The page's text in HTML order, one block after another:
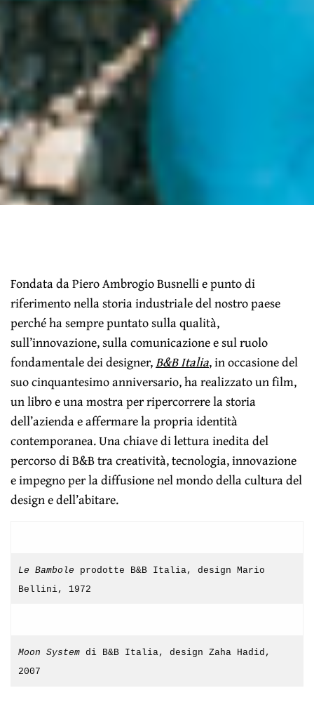
Fondata da Piero Ambrogio Busnelli e punto di
riferimento nella storia industriale del nostro paese
perché ha sempre puntato sulla qualità,
sull’innovazione, sulla comunicazione e sul ruolo
fondamentale dei designer,B&B Italia, in occasione del
suo cinquantesimo anniversario, ha realizzato un film,
un libro e una mostra per ripercorrere la storia
dell’azienda e affermare la propria identità
contemporanea. Una chiave di lettura inedita del
percorso di B&B tra creatività, tecnologia, innovazione
e impegno per la diffusione nel mondo della cultura del
design e dell’abitare.
Le Bambole prodotte B&B Italia, design Mario
Bellini, 1972
Moon System di B&B Italia, design Zaha Hadid,
2007